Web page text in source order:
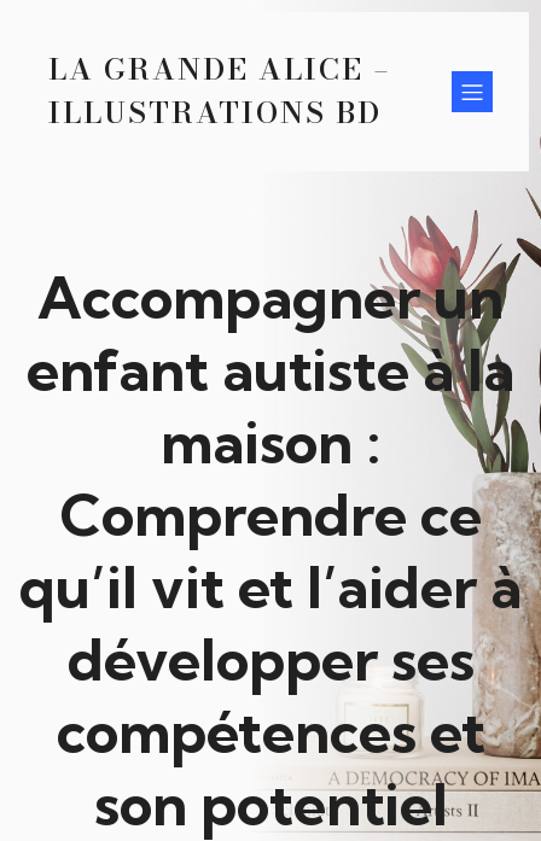
LA GRANDE ALICE –
ILLUSTRATIONS BD
Accompagner un
enfant autiste à la
maison :
Comprendre ce
qu’il vit et l’aider à
développer ses
compétences et
son potentiel